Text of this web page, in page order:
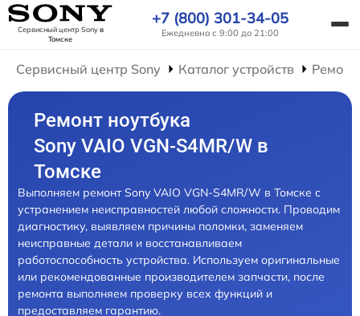
Сервисный центр Sonyв
Томске
+7 (800) 301-34-05
Ежедневно с 9:00 до 21:00
Сервисный центр Sony Каталог устройств
Ремонт ноутбука
Sony VAIO VGN-S4MR/W в
Томске
Выполняем ремонт Sony VAIO VGN-S4MR/W в Томске с
устранением неисправностей любой сложности. Проводим
диагностику, выявляем причины поломки, заменяем
неисправные детали и восстанавливаем
работоспособность устройства. Используем оригинальные
или рекомендованные производителем запчасти, после
ремонта выполняем проверку всех функций и
предоставляем гарантию.